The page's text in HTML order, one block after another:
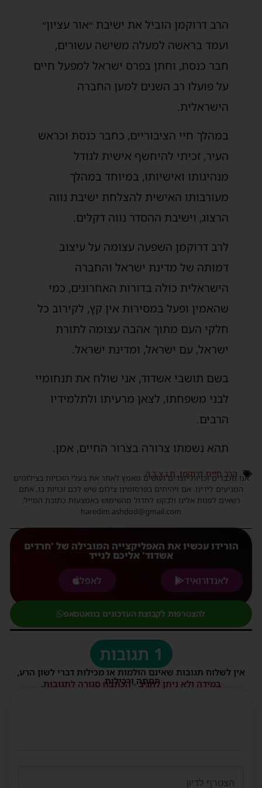
הרב דרוקמן הוביל את ישיבת ״אור עציון״
ועמד בראשה למעלה משישה עשורים,
חבר כנסת, וחתן בפרס ישראל למפעל חיים
על פועלו רב השנים למען החברה
הישראלית.
במהלך חיי הציבוריים, כחבר כנסת וכראש
העיר, זכיתי להיחשף אישית לגודל
מנהיגותו ואישיותו, במיוחד במהלך
מעורבותו האישית להצלחת ישיבת נווה
הרצוג, וישיבת ההסדר נווה דקלים.
לרב דרוקמן השפעה עצומה על עיצוב
דמותה של מדינת ישראל והחברה
הישראלית כולה בדורות האחרונים, כמי
שהאמין ופעל במסירות אין קץ, לקירוב כל
חלקי העם מתוך אהבה עצומה לתורת
ישראל, עם ישראל, ומדינת ישראל.
בשם תושבי אשדוד, אני שולח את תנחומיי
לבני משפחתו, לצאן מרעיתו ולתלמידיו
הרבים.
תהא נשמתו צרורה בצרור החיים, אמן.
הרב חיים דרוקמן,ת.נ.צ.ב.ה.
אנו מכבדים זכויות יוצרים ועושים מאמץ לאתר את בעלי הזכויות בצילומים
המגיעים לידינו. אם זיהיתים בפרסומינו צילום שיש לכם זכויות בו, אתם
רשאים לפנות אלינו ולבקש לחדול מהשימוש באמצעות כתובת המייל:
haredim.ashdod@gmail.com
הורידו עכשיו את האפליקצייה המובילה של 'חרדים
אשדוד' אליכם לנייד
לאנדורואיד
לאפל
להצטרפות לקבוצת העדכונים בוואטסאפ
1 תגובות
אין לשלוח תגובות שאינם הולמות או מכילות דברי לשון הרע,
הסתה ורכילות.
במידה ולא ניתן להגיב - הכתבה סגורה לתגובות.